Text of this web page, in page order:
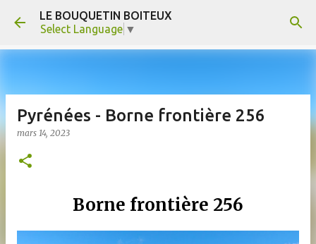
Accéder au contenu principal
LE BOUQUETIN BOITEUX
Select Language ▼
Pyrénées - Borne frontière 256
mars 14, 2023
Borne frontière 256